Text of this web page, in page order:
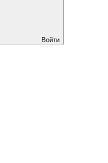
Войти